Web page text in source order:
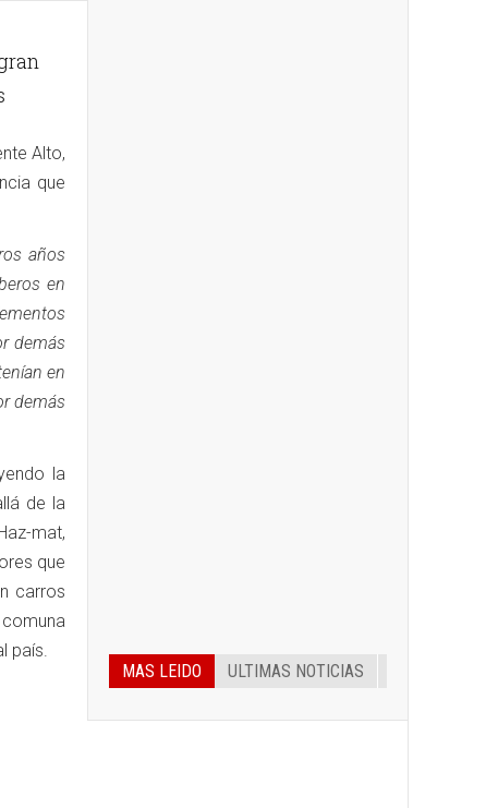
Alto,
que
años
en
demás
en
demás
la
de la
mat,
que
carros
país.
MAS LEIDO
ULTIMAS NOTICIAS